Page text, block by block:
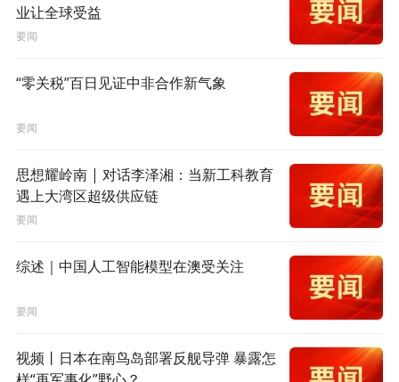
业让全球受益
要闻
“零关税”百日见证中非合作新气象
要闻
思想耀岭南 | 对话李泽湘：当新工科教育
遇上大湾区超级供应链
要闻
综述｜中国人工智能模型在澳受关注
要闻
视频丨日本在南鸟岛部署反舰导弹 暴露怎